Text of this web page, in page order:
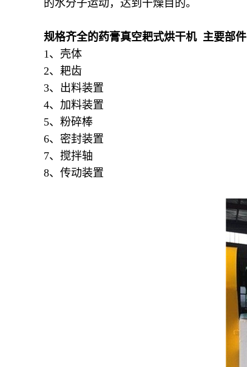
的水分子运动，达到干燥目的。
规格齐全的药膏真空耙式烘干机 主要部件
1、壳体
2、耙齿
3、出料装置
4、加料装置
5、粉碎棒
6、密封装置
7、搅拌轴
8、传动装置